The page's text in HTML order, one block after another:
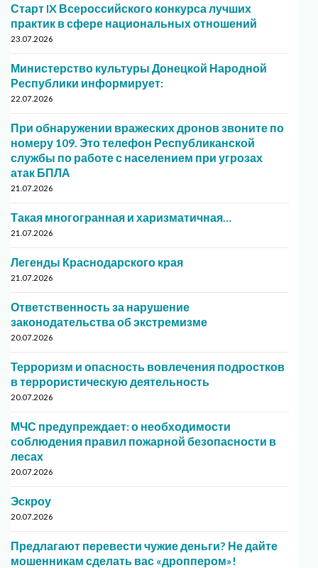
Старт IX Всероссийского конкурса лучших
практик в сфере национальных отношений
23.07.2026
Министерство культуры Донецкой Народной
Республики информирует:
22.07.2026
При обнаружении вражеских дронов звоните по
номеру 109. Это телефон Республиканской
службы по работе с населением при угрозах
атак БПЛА
21.07.2026
Такая многогранная и харизматичная…
21.07.2026
Легенды Краснодарского края
21.07.2026
Ответственность за нарушение
законодательства об экстремизме
20.07.2026
Терроризм и опасность вовлечения подростков
в террористическую деятельность
20.07.2026
МЧС предупреждает: о необходимости
соблюдения правил пожарной безопасности в
лесах
20.07.2026
Эскроу
20.07.2026
Предлагают перевести чужие деньги? Не дайте
мошенникам сделать вас «дроппером»!